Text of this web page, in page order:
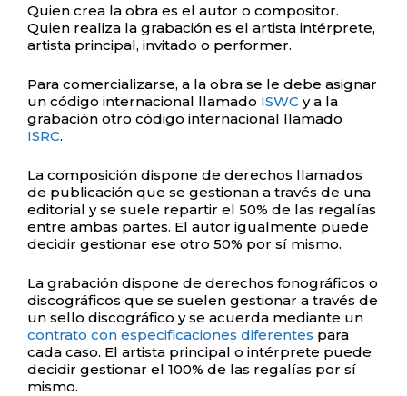
Quien crea la obra es el autor o compositor.
Quien realiza la grabación es el artista intérprete,
artista principal, invitado o performer.
Para comercializarse, a la obra se le debe asignar
un código internacional llamado ISWC y a la
grabación otro código internacional llamado
ISRC.
La composición dispone de derechos llamados
de publicación que se gestionan a través de una
editorial y se suele repartir el 50% de las regalías
entre ambas partes. El autor igualmente puede
decidir gestionar ese otro 50% por sí mismo.
La grabación dispone de derechos fonográficos o
discográficos que se suelen gestionar a través de
un sello discográfico y se acuerda mediante un
contrato con especificaciones diferentes para
cada caso. El artista principal o intérprete puede
decidir gestionar el 100% de las regalías por sí
mismo.